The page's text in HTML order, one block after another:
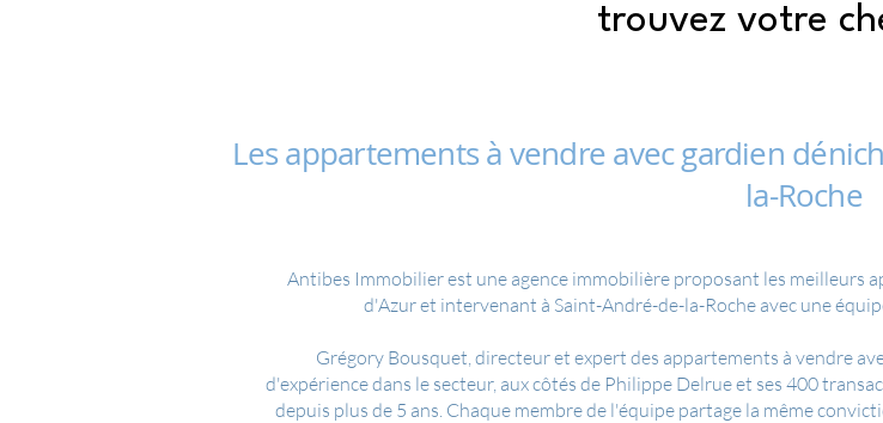
trouvez votre
Les appartements à vendre avec gardien
la-Roche
Antibes Immobilier est une agence immobilière proposant les meilleurs
d'Azur et intervenant à Saint-André-de-la-Roche avec une
Grégory Bousquet, directeur et expert des appartements à vendre
d'expérience dans le secteur, aux côtés de Philippe Delrue et ses 400
depuis plus de 5 ans. Chaque membre de l'équipe partage la même